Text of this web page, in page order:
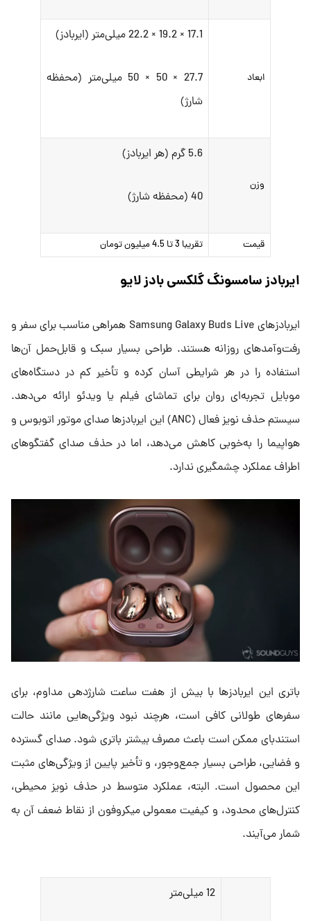
ابعاد
17.1 × 19.2 × 22.2 میلی‌متر (ایربادز)
27.7 × 50 × 50 میلی‌متر (محفظه
شارژ)
وزن
5.6 گرم (هر ایربادز)
40 (محفظه شارژ)
قیمت تقریبا 3 تا 4.5 میلیون تومان
ایربادز سامسونگ گلکسی بادز لایو
ایربادزهای Samsung Galaxy Buds Live همراهی مناسب برای سفر و
رفت‌وآمدهای روزانه هستند. طراحی بسیار سبک و قابل‌حمل آن‌ها
استفاده را در هر شرایطی آسان کرده و تأخیر کم در دستگاه‌های
موبایل تجربه‌ای روان برای تماشای فیلم یا ویدئو ارائه می‌دهد.
سیستم حذف نویز فعال (ANC) این ایربادزها صدای موتور اتوبوس و
هواپیما را به‌خوبی کاهش می‌دهد، اما در حذف صدای گفتگوهای
اطراف عملکرد چشمگیری ندارد.
باتری این ایربادزها با بیش از هفت ساعت شارژدهی مداوم، برای
سفرهای طولانی کافی است، هرچند نبود ویژگی‌هایی مانند حالت
استندبای ممکن است باعث مصرف بیشتر باتری شود. صدای گسترده
و فضایی، طراحی بسیار جمع‌وجور، و تأخیر پایین از ویژگی‌های مثبت
این محصول است. البته، عملکرد متوسط در حذف نویز محیطی،
کنترل‌های محدود، و کیفیت معمولی میکروفون از نقاط ضعف آن به
شمار می‌آیند.
12 میلی‌متر